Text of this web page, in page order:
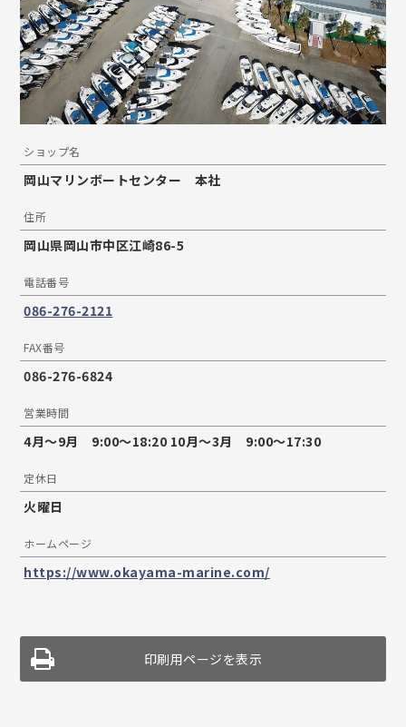
ショップ名
岡山マリンボートセンター 本社
住所
岡山県岡山市中区江崎86-5
電話番号
086-276-2121
FAX番号
086-276-6824
営業時間
4月〜9月 9:00〜18:20 10月〜3月 9:00〜17:30
定休日
火曜日
ホームページ
https://www.okayama-marine.com/
印刷用ページを表示